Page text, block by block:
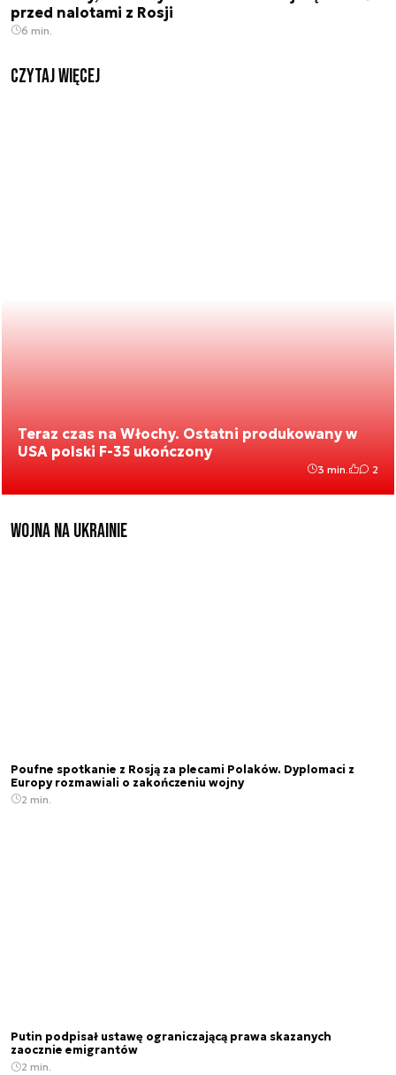
przed nalotami z Rosji
6 min.
czytaj więcej
Teraz czas na Włochy. Ostatni produkowany w
USA polski F-35 ukończony
3 min. 2
Wojna na Ukrainie
Poufne spotkanie z Rosją za plecami Polaków. Dyplomaci z
Europy rozmawiali o zakończeniu wojny
2 min.
Putin podpisał ustawę ograniczającą prawa skazanych
zaocznie emigrantów
2 min.